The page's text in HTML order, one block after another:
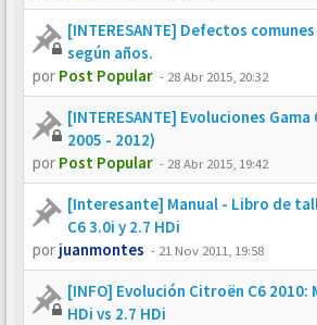
[INTERESANTE] Defectos
según años.
por Post Popular - 28 Abr 2015, 20:32
[INTERESANTE] Evoluciones
2005 - 2012)
por Post Popular - 28 Abr 2015, 19:42
[Interesante] Manual - Libro de
C6 3.0i y 2.7 HDi
por juanmontes - 21 Nov 2011, 19:58
[INFO] Evolución Citroën C6 2010:
HDi vs 2.7 HDi